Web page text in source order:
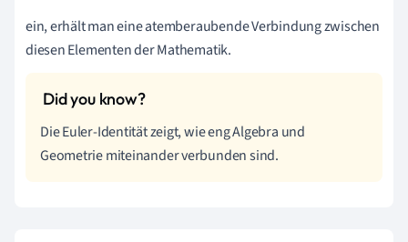
ein, erhält man eine atemberaubende Verbindung zwischen
diesen Elementen der Mathematik.
Die Euler-Identität zeigt, wie eng Algebra und
Geometrie miteinander verbunden sind.